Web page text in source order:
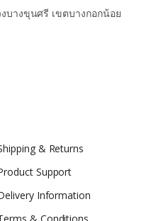
างขุนศรี เขตบางกอกน้อย
& Returns
Support
Information